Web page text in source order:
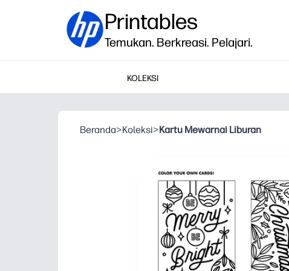
Printables
Temukan. Berkreasi. Pelajari.
KOLEKSI
Beranda>Koleksi>Kartu Mewarnai Liburan